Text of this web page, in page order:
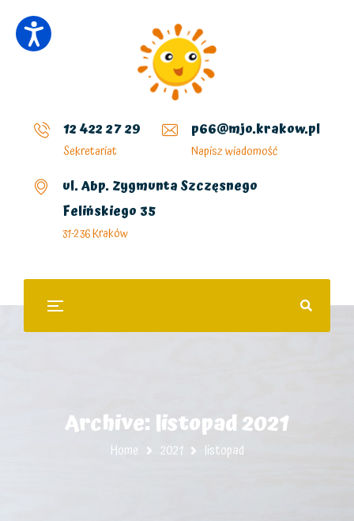
12 422 27 29
Sekretariat
p66@mjo.krakow.pl
Napisz wiadomość
ul. Abp. Zygmunta Szczęsnego
Felińskiego 35
31-236 Kraków
Archive: listopad 2021
Home 2021 listopad